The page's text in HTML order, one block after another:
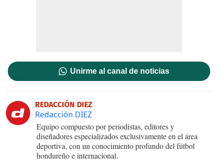
Unirme al canal de noticias
REDACCIÓN DIEZ
Redacción DIEZ
Equipo compuesto por periodistas, editores y
diseñadores especializados exclusivamente en el área
deportiva, con un conocimiento profundo del fútbol
hondureño e internacional.